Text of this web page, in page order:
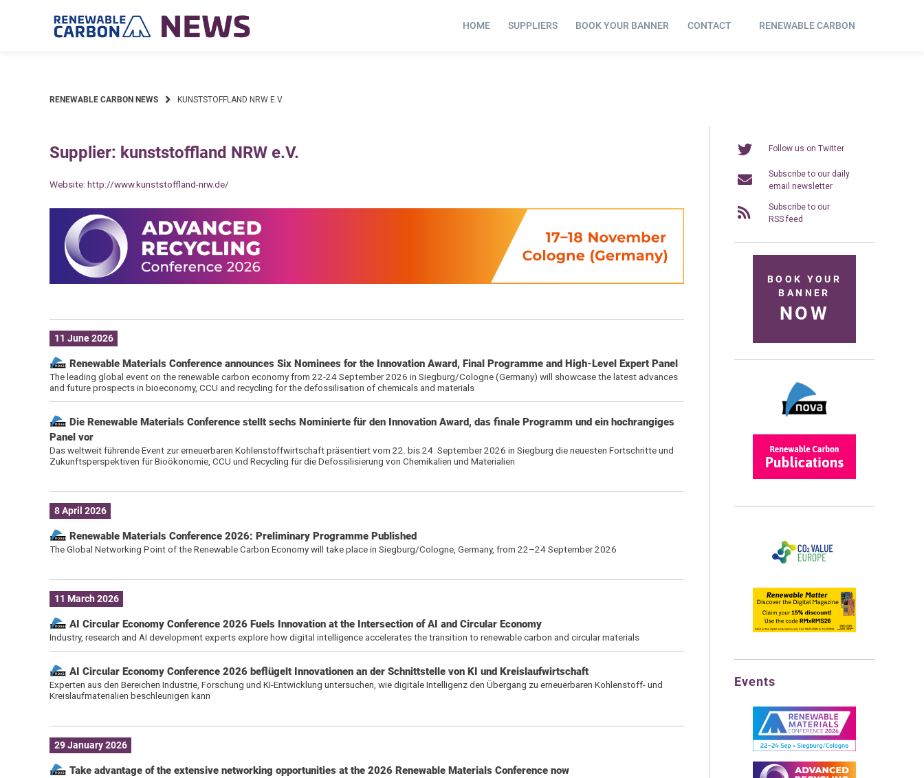
HOME SUPPLIERS BOOK YOUR BANNER CONTACT RENEWABLE CARBON
RENEWABLE CARBON NEWS KUNSTSTOFFLAND NRW E.V.
Supplier: kunststoffland NRW e.V.
Website: http://www.kunststoffland-nrw.de/
11 June 2026
Renewable Materials Conference announces Six Nominees for the Innovation Award, Final Programme and High-Level Expert Panel
The leading global event on the renewable carbon economy from 22-24 September 2026 in Siegburg/Cologne (Germany) will showcase the latest advances
and future prospects in bioeconomy, CCU and recycling for the defossilisation of chemicals and materials
Die Renewable Materials Conference stellt sechs Nominierte für den Innovation Award, das finale Programm und ein hochrangiges
Panel vor
Das weltweit führende Event zur erneuerbaren Kohlenstoffwirtschaft präsentiert vom 22. bis 24. September 2026 in Siegburg die neuesten Fortschritte und
Zukunftsperspektiven für Bioökonomie, CCU und Recycling für die Defossilisierung von Chemikalien und Materialien
8 April 2026
Renewable Materials Conference 2026: Preliminary Programme Published
The Global Networking Point of the Renewable Carbon Economy will take place in Siegburg/Cologne, Germany, from 22–24 September 2026
11 March 2026
AI Circular Economy Conference 2026 Fuels Innovation at the Intersection of AI and Circular Economy
Industry, research and AI development experts explore how digital intelligence accelerates the transition to renewable carbon and circular materials
AI Circular Economy Conference 2026 beflügelt Innovationen an der Schnittstelle von KI und Kreislaufwirtschaft
Experten aus den Bereichen Industrie, Forschung und KI-Entwicklung untersuchen, wie digitale Intelligenz den Übergang zu erneuerbaren Kohlenstoff- und
Kreislaufmaterialien beschleunigen kann
29 January 2026
Take advantage of the extensive networking opportunities at the 2026 Renewable Materials Conference now
Follow us on Twitter
Subscribe to our daily
email newsletter
Subscribe to our
RSS feed
BOOK YOUR
BANNER
NOW
Events